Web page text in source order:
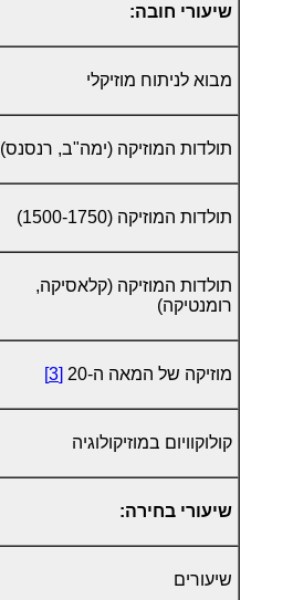
שיעורי חובה:
מבוא לניתוח מוזיקלי
תולדות המוזיקה (ימה"ב, רנסנס)
תולדות המוזיקה (1500-1750)
תולדות המוזיקה (קלאסיקה,
רומנטיקה)
מוזיקה של המאה ה-20 [3]
קולוקוויום במוזיקולוגיה
שיעורי בחירה:
שיעורים